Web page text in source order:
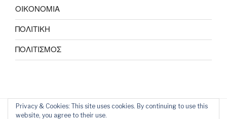
ΟΙΚΟΝΟΜΙΑ
ΠΟΛΙΤΙΚΗ
ΠΟΛΙΤΙΣΜΟΣ
Privacy & Cookies: This site uses cookies. By continuing to use this
website, you agree to their use.